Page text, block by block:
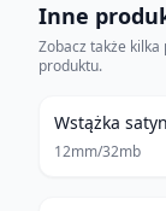
Inne
Zobacz także
produktu.
Wstążka
12mm/32mb